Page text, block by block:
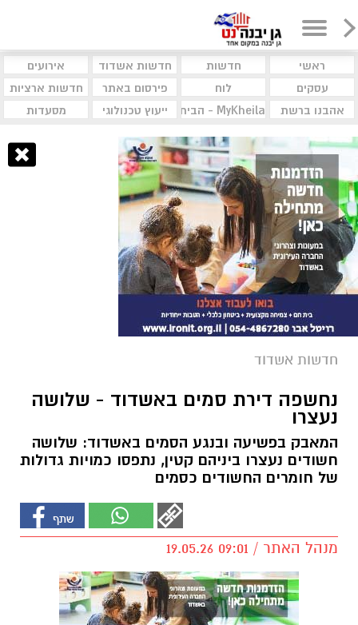
ראשי חדשות חדשות אשדוד
אירועים
עסקים
לוח פירסום באתר
חדשות ארציות
אהבנו ברשת
MyKheila - הבית לעסקים וקהילות ייעוץ טכנולוגי מסעדות
חדשות אשדוד
נחשפה דירת סמים באשדוד - שלושה
נעצרו
המאבק בפשיעה ובנגע הסמים באשדוד: שלושה
חשודים נעצרו ביניהם קטין, נתפסו כמויות גדולות
של חומרים החשודים כסמים
מנהל האתר / 09:01 19.05.26